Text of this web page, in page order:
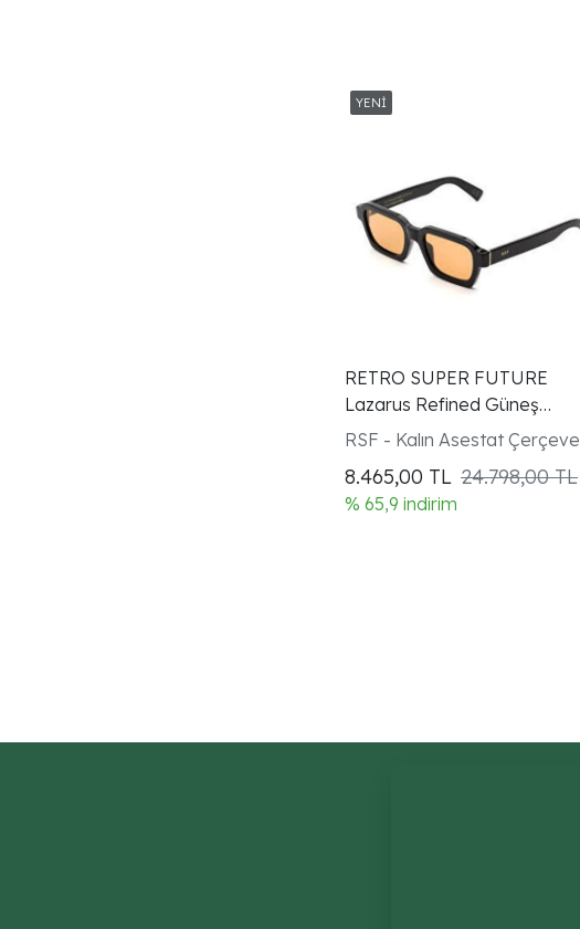
RETRO SUPER FUTURE
Lazarus Refined Güneş
Gözlüğü
RSF - Kalın Asestat Çerçeve
8.465,00 TL 24.798,00 TL
% 65,9 indirim